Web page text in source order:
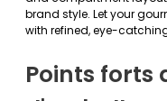
brand style. Let your
with refined, eye-
Points forts